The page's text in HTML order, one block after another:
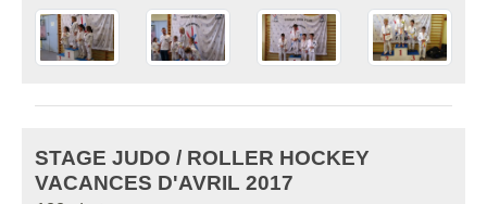
STAGE JUDO / ROLLER HOCKEY
VACANCES D'AVRIL 2017